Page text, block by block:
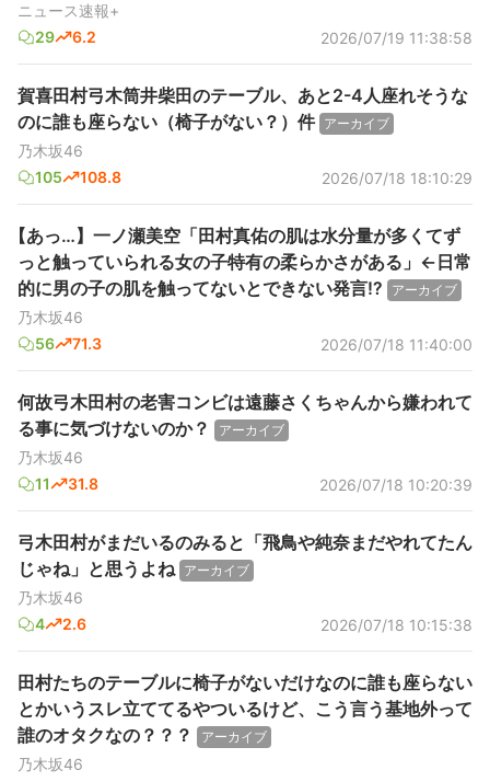
ニュース速報+
29
6.2 2026/07/19 11:38:58
賀喜田村弓木筒井柴田のテーブル、あと2-4人座れそうな
のに誰も座らない（椅子がない？）件 アーカイブ
乃木坂46
105
108.8 2026/07/18 18:10:29
【あっ…】一ノ瀬美空「田村真佑の肌は水分量が多くてず
っと触っていられる女の子特有の柔らかさがある」←日常
的に男の子の肌を触ってないとできない発言⁉️
アーカイブ
乃木坂46
56
71.3 2026/07/18 11:40:00
何故弓木田村の老害コンビは遠藤さくちゃんから嫌われて
る事に気づけないのか？
アーカイブ
乃木坂46
11
31.8 2026/07/18 10:20:39
弓木田村がまだいるのみると「飛鳥や純奈まだやれてたん
じゃね」と思うよね アーカイブ
乃木坂46
4
2.6 2026/07/18 10:15:38
田村たちのテーブルに椅子がないだけなのに誰も座らない
とかいうスレ立ててるやついるけど、こう言う基地外って
誰のオタクなの？？？
アーカイブ
乃木坂46